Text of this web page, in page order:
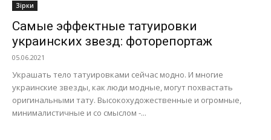
Зірки
Самые эффектные татуировки
украинских звезд: фоторепортаж
05.06.2021
Украшать тело татуировками сейчас модно. И многие
украинские звезды, как люди модные, могут похвастать
оригинальными тату. Высокохудожественные и огромные,
минималистичные и со смыслом -...